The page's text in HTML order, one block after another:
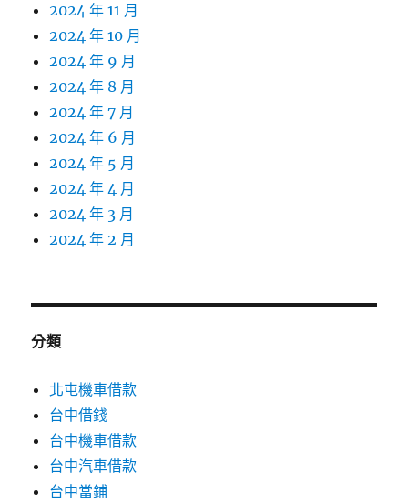
2024 年 11 月
2024 年 10 月
2024 年 9 月
2024 年 8 月
2024 年 7 月
2024 年 6 月
2024 年 5 月
2024 年 4 月
2024 年 3 月
2024 年 2 月
分類
北屯機車借款
台中借錢
台中機車借款
台中汽車借款
台中當鋪